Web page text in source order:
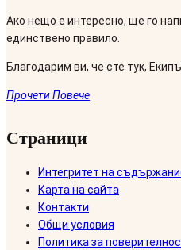
Ако нещо е интересно, ще го
единствено правило.
Благодарим ви, че сте тук,
Прочети Повече
Страници
Интегритет на
Карта на сайта
Контакти
Общи условия
Политика за